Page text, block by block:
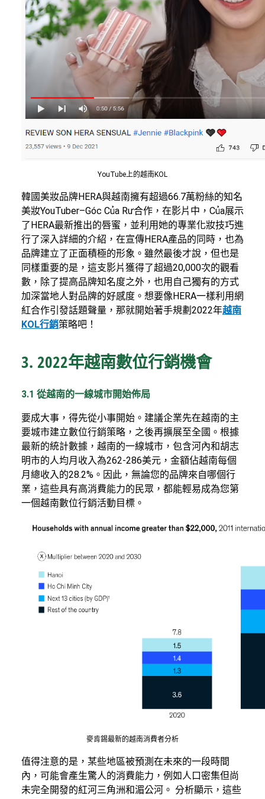
YouTube上的越南KOL
韓國美妝品牌HERA與越南擁有超過66.7萬粉絲的知名
美妝YouTuber–Góc Của Rư合作，在影片中，Của展示
了HERA最新推出的唇蜜，並利用她的專業化妝技巧進
行了深入詳細的介紹，在宣傳HERA產品的同時，也為
品牌建立了正面積極的形象。雖然最後才說，但也是
同樣重要的是，這支影片獲得了超過20,000次的觀看
數，除了提高品牌知名度之外，也用自己獨有的方式
加深當地人對品牌的好感度。想要像HERA一樣利用網
紅合作引發話題聲量，那就開始著手規劃2022年越南
KOL行銷策略吧！
3. 2022年越南數位行銷機會
3.1 從越南的一線城市開始佈局
要成大事，得先從小事開始。建議企業先在越南的主
要城市建立數位行銷策略，之後再擴展至全國。根據
最新的統計數據，越南的一線城市，包含河內和胡志
明市的人均月收入為262-286美元，金額佔越南每個
月總收入的28.2%。因此，無論您的品牌來自哪個行
業，這些具有高消費能力的民眾，都能輕易成為您第
一個越南數位行銷活動目標。
麥肯錫最新的越南消費者分析
值得注意的是，某些地區被預測在未來的一段時間
內，可能會產生驚人的消費能力，例如人口密集但尚
未完全開發的紅河三角洲和湄公河。 分析顯示，這些